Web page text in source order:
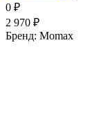
0 ₽
2 970 ₽
Бренд: Momax